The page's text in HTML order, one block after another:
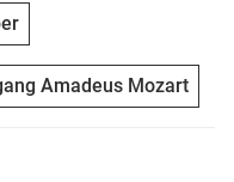
Amadeus Mozart